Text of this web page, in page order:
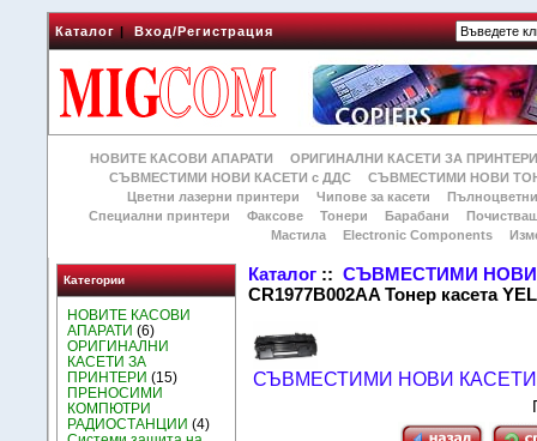
Каталог|Вход/Регистрация
НОВИТЕ КАСОВИ АПАРАТИ
ОРИГИНАЛНИ КАСЕТИ ЗА
СЪВМЕСТИМИ НОВИ КАСЕТИ с ДДС
СЪВМЕСТИМИ НОВИ
Цветни лазерни принтери
Чипове за касети
Специални принтери
Факсове Тонери Барабани
Мастила
Electronic Components
Категории
НОВИТЕ КАСОВИ
АПАРАТИ (6)
ОРИГИНАЛНИ
КАСЕТИ ЗА
ПРИНТЕРИ (15)
ПРЕНОСИМИ
КОМПЮТРИ
РАДИОСТАНЦИИ (4)
Каталог ::СЪВМЕСТИМИ НОВИ
CR1977B002AA Тонер касета
СЪВМЕСТИМИ НОВИ КАСЕТИ